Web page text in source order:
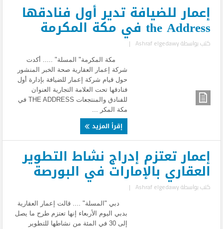
إعمار للضيافة تدير أول فنادقها
the Address في مكة المكرمة
كتب بواسطةAshraf elgedawy
|
مكة المكرمة" المسلة" ..... أكدت
شركة إعمار العقارية صحة الخبر المنشور
حول قيام شركة إعمار للضيافة بإدارة أول
فنادقها تحت العلامة التجارية العنوان
للفنادق والمنتجعات THE ADDRESS في
مكة المكر ...
إقرأ المزيد
إعمار تعتزم إدراج نشاط التطوير
العقاري بالإمارات في البورصة
كتب بواسطةAshraf elgedawy
|
دبي "المسلة" .... قالت إعمار العقارية
بدبي اليوم الأربعاء إنها تعتزم طرح ما يصل
إلى 30 في المئة من نشاطها للتطوير